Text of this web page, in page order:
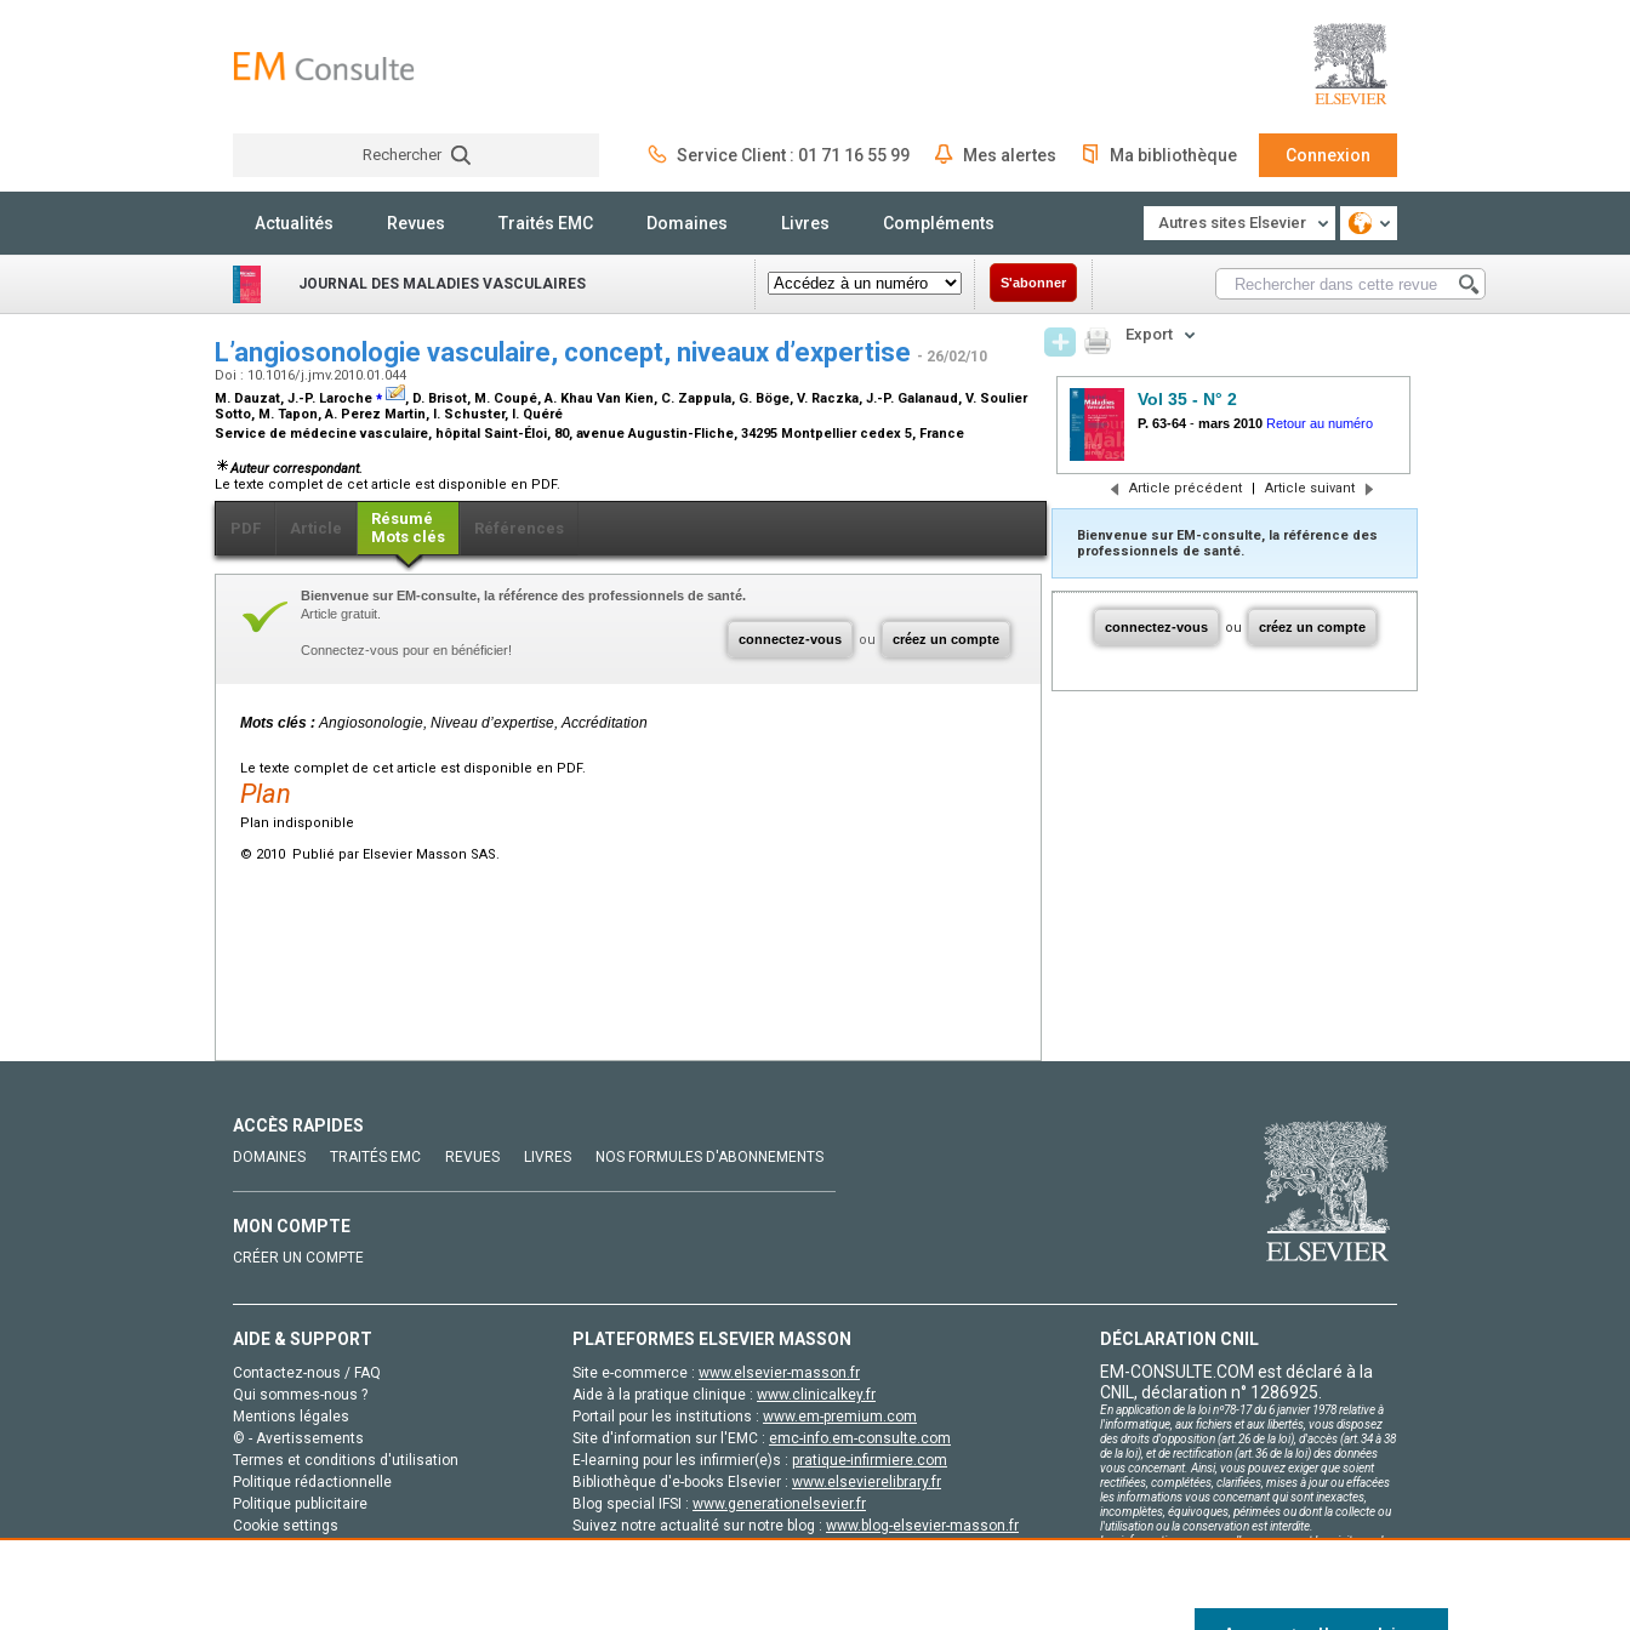
Rechercher Service Client : 01 71 16 55 99 Mes alertes Ma bibliothèque Connexion
Actualités Revues Traités EMC Domaines Livres Compléments Autres sites Elsevier
JOURNAL DES MALADIES VASCULAIRES S'abonner
L’angiosonologie vasculaire, concept, niveaux d’expertise - 26/02/10
Doi : 10.1016/j.jmv.2010.01.044
M. Dauzat, J.-P. Laroche ⁎
, D. Brisot, M. Coupé, A. Khau Van Kien, C. Zappula, G. Böge, V. Raczka, J.-P. Galanaud, V. Soulier
Sotto, M. Tapon, A. Perez Martin, I. Schuster, I. Quéré
Service de médecine vasculaire, hôpital Saint-Éloi, 80, avenue Augustin-Fliche, 34295 Montpellier cedex 5, France
Auteur correspondant.
Le texte complet de cet article est disponible en PDF.
PDF Article
Résumé
Mots clés
Références
connectez-vous ou créez un compte
Bienvenue sur EM-consulte, la référence des professionnels de santé.
Article gratuit.
Connectez-vous pour en bénéficier!
Mots clés :Angiosonologie, Niveau d’expertise, Accréditation
Le texte complet de cet article est disponible en PDF.
Plan
Plan indisponible
© 2010 Publié par Elsevier Masson SAS.
Export
Vol 35 - N° 2
P. 63-64 - mars 2010 Retour au numéro
Article précédent | Article suivant
Bienvenue sur EM-consulte, la référence des
professionnels de santé.
connectez-vous ou créez un compte
ACCÈS RAPIDES
DOMAINES TRAITÉS EMC REVUES LIVRES NOS FORMULES D'ABONNEMENTS
MON COMPTE
CRÉER UN COMPTE
AIDE & SUPPORT
Contactez-nous / FAQ
Qui sommes-nous ?
Mentions légales
© - Avertissements
Termes et conditions d'utilisation
Politique rédactionnelle
Politique publicitaire
Cookie settings
PLATEFORMES ELSEVIER MASSON
Site e-commerce : www.elsevier-masson.fr
Aide à la pratique clinique : www.clinicalkey.fr
Portail pour les institutions : www.em-premium.com
Site d'information sur l'EMC : emc-info.em-consulte.com
E-learning pour les infirmier(e)s : pratique-infirmiere.com
Bibliothèque d'e-books Elsevier : www.elsevierelibrary.fr
Blog special IFSI : www.generationelsevier.fr
Suivez notre actualité sur notre blog : www.blog-elsevier-masson.fr
DÉCLARATION CNIL
EM-CONSULTE.COM est déclaré à la
CNIL, déclaration n° 1286925.
En application de la loi nº78-17 du 6 janvier 1978 relative à
l'informatique, aux fichiers et aux libertés, vous disposez
des droits d'opposition (art.26 de la loi), d'accès (art.34 à 38
de la loi), et de rectification (art.36 de la loi) des données
vous concernant. Ainsi, vous pouvez exiger que soient
rectifiées, complétées, clarifiées, mises à jour ou effacées
les informations vous concernant qui sont inexactes,
incomplètes, équivoques, périmées ou dont la collecte ou
l'utilisation ou la conservation est interdite.
Les informations personnelles concernant les visiteurs de